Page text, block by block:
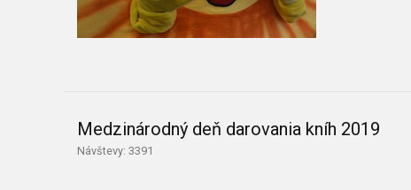
Medzinárodný deň darovania kníh 2019
Návštevy: 3391